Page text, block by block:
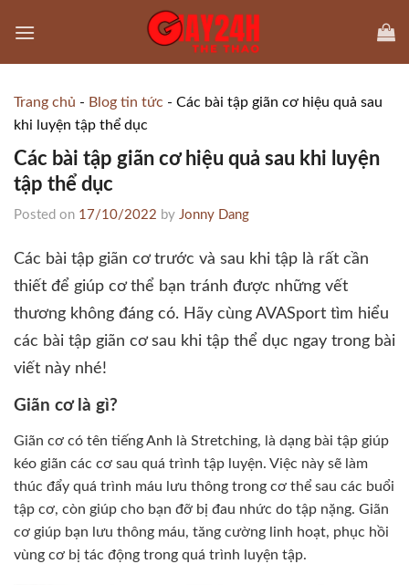
Trang chủ - Blog tin tức - Các bài tập giãn cơ hiệu quả sau
khi luyện tập thể dục
Các bài tập giãn cơ hiệu quả sau khi luyện
tập thể dục
Posted on 17/10/2022 by Jonny Dang
Các bài tập giãn cơ trước và sau khi tập là rất cần
thiết để giúp cơ thể bạn tránh được những vết
thương không đáng có. Hãy cùng AVASport tìm hiểu
các bài tập giãn cơ sau khi tập thể dục ngay trong bài
viết này nhé!
Giãn cơ là gì?
Giãn cơ có tên tiếng Anh là Stretching, là dạng bài tập giúp
kéo giãn các cơ sau quá trình tập luyện. Việc này sẽ làm
thúc đẩy quá trình máu lưu thông trong cơ thể sau các buổi
tập cơ, còn giúp cho bạn đỡ bị đau nhức do tập nặng. Giãn
cơ giúp bạn lưu thông máu, tăng cường linh hoạt, phục hồi
vùng cơ bị tác động trong quá trình luyện tập.